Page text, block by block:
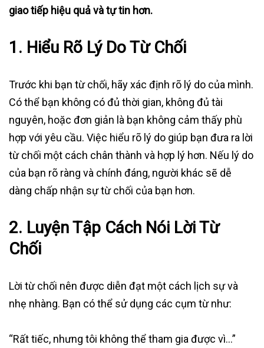
giao tiếp hiệu quả và tự tin hơn.
1. Hiểu Rõ Lý Do Từ Chối
Trước khi bạn từ chối, hãy xác định rõ lý do của mình.
Có thể bạn không có đủ thời gian, không đủ tài
nguyên, hoặc đơn giản là bạn không cảm thấy phù
hợp với yêu cầu. Việc hiểu rõ lý do giúp bạn đưa ra lời
từ chối một cách chân thành và hợp lý hơn. Nếu lý do
của bạn rõ ràng và chính đáng, người khác sẽ dễ
dàng chấp nhận sự từ chối của bạn hơn.
2. Luyện Tập Cách Nói Lời Từ
Chối
Lời từ chối nên được diễn đạt một cách lịch sự và
nhẹ nhàng. Bạn có thể sử dụng các cụm từ như:
“Rất tiếc, nhưng tôi không thể tham gia được vì…”